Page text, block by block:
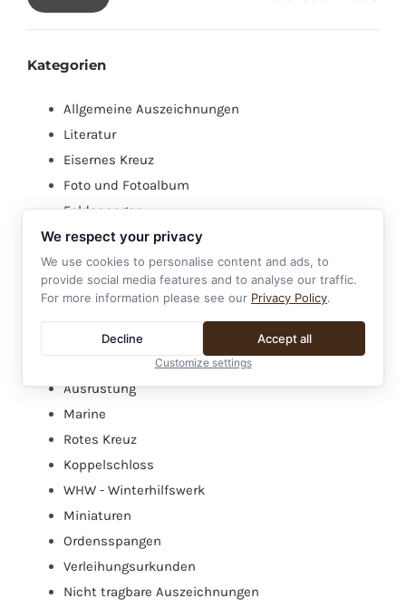
Min.
Max.
Kategorien
Allgemeine Auszeichnungen
Literatur
Eisernes Kreuz
Foto und Fotoalbum
Feldspangen
HJ (Hitlerjugend)
Polizei
Partei
Briefe und Postkarten
Organisationen
Ausrüstung
Marine
Rotes Kreuz
Koppelschloss
WHW - Winterhilfswerk
Miniaturen
Ordensspangen
Verleihungsurkunden
Nicht tragbare Auszeichnungen
We respect your privacy
We use cookies to personalise content and ads, to
provide social media features and to analyse our traffic.
For more information please see our Privacy Policy.
Accept all
Decline
Customize settings